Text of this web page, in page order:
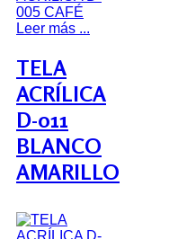
Leer más ...
TELA
ACRÍLICA
D-011
BLANCO
AMARILLO